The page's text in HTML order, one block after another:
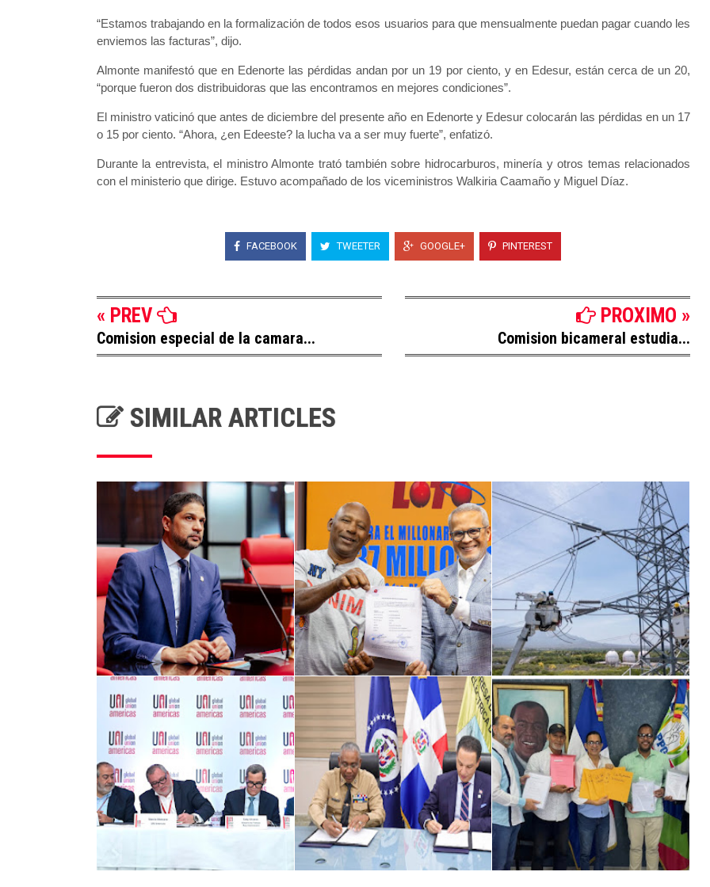
“Estamos trabajando en la formalización de todos esos usuarios para que mensualmente puedan pagar cuando les
enviemos las facturas”, dijo.
Almonte manifestó que en Edenorte las pérdidas andan por un 19 por ciento, y en Edesur, están cerca de un 20,
“porque fueron dos distribuidoras que las encontramos en mejores condiciones”.
El ministro vaticinó que antes de diciembre del presente año en Edenorte y Edesur colocarán las pérdidas en un 17
o 15 por ciento. “Ahora, ¿en Edeeste? la lucha va a ser muy fuerte”, enfatizó.
Durante la entrevista, el ministro Almonte trató también sobre hidrocarburos, minería y otros temas relacionados
con el ministerio que dirige. Estuvo acompañado de los viceministros Walkiria Caamaño y Miguel Díaz.
FACEBOOK TWEETER GOOGLE+ PINTEREST
« PREV
Comision especial de la camara...
PROXIMO »
Comision bicameral estudia...
SIMILAR ARTICLES